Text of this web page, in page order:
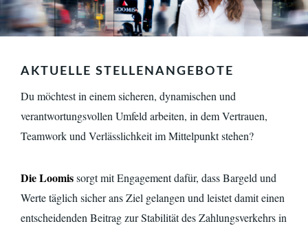
AKTUELLE STELLENANGEBOTE
Du möchtest in einem sicheren, dynamischen und
verantwortungsvollen Umfeld arbeiten, in dem Vertrauen,
Teamwork und Verlässlichkeit im Mittelpunkt stehen?
Die Loomissorgt mit Engagement dafür, dass Bargeld und
Werte täglich sicher ans Ziel gelangen und leistet damit einen
entscheidenden Beitrag zur Stabilität des Zahlungsverkehrs in